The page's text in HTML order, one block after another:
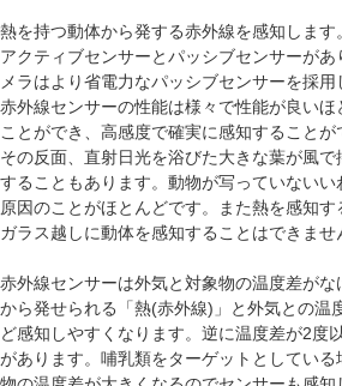
熱を持つ動体から発する赤外線を感知しま
アクティブセンサーとパッシブセンサーが
メラはより省電力なパッシブセンサーを採
赤外線センサーの性能は様々で性能が良い
ことができ、高感度で確実に感知することが
その反面、直射日光を浴びた大きな葉が風
することもあります。動物が写っていない
原因のことがほとんどです。また熱を感知
ガラス越しに動体を感知することはできませ
赤外線センサーは外気と対象物の温度差が
から発せられる「熱(赤外線)」と外気との温
ど感知しやすくなります。逆に温度差が2度
があります。哺乳類をターゲットとしてい